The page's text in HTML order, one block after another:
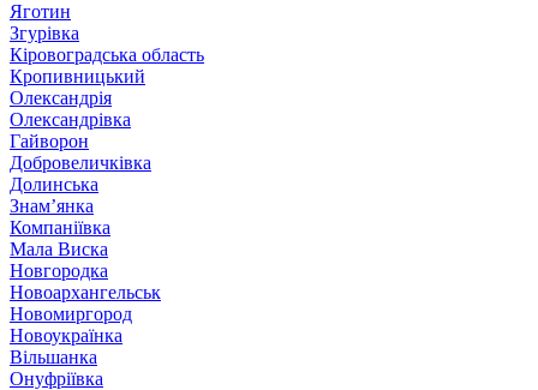
Яготин
Згурівка
Кіровоградська область
Кропивницький
Олександрія
Олександрівка
Гайворон
Добровеличківка
Долинська
Знам’янка
Компаніївка
Мала Виска
Новгородка
Новоархангельськ
Новомиргород
Новоукраїнка
Вільшанка
Онуфріївка